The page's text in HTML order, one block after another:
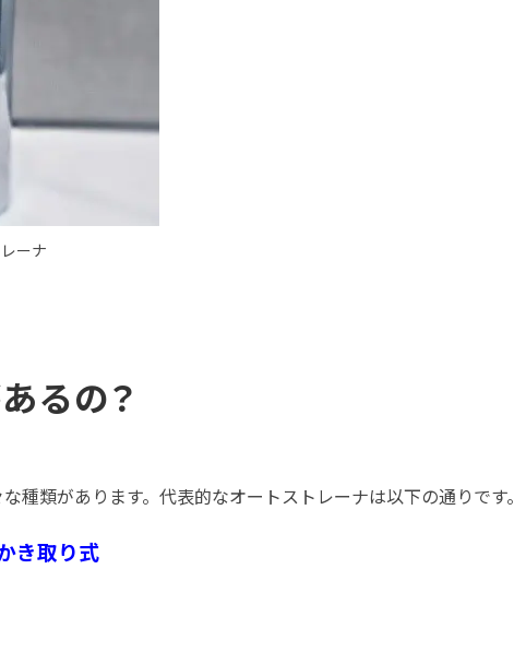
ーナ
るの？
種類があります。代表的なオートストレーナは以下の通りです。
き取り式